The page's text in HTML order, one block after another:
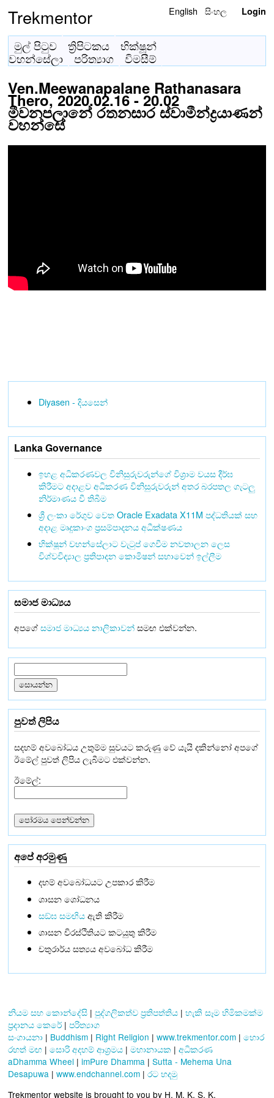
Trekmentor English සිංහල Login
මුල් පිටුව ත්‍රිපිටකය
භික්ෂූන්
වහන්සේලා
පරිත්‍යාග විමසීම්
Ven.Meewanapalane Rathanasara
Thero, 2020.02.16 - 20.02
මීවනපලානේ රතනසාර ස්වාමීන්ද්‍රයාණන්
වහන්සේ
Diyasen - දියසෙන්
Lanka Governance
ඉහළ අධිකරණවල විනිසුරුවරුන්ගේ විශ්‍රාම වයස දීර්ඝ
කිරීමට අදාළව අධිකරණ විනිසුරුවරුන් අතර බරපතල ගැටලු
නිර්මාණය වී තිබීම
ශ්‍රී ලංකා රේගුව වෙත Oracle Exadata X11M පද්ධතියක් සහ
අදාළ මෘදුකාංග ප්‍රසම්පාදනය අධීක්ෂණය
භික්ෂූන් වහන්සේලාට වැටුප් ගෙවීම නවතාලන ලෙස
විශ්වවිද්‍යාල ප්‍රතිපාදන කොමිෂන් සභාවෙන් ඉල්ලීම
සමාජ මාධ්‍යය
අපගේසමාජ මාධ්‍යය නාලිකාවන්සමඟ එක්වන්න.
පුවත් ලිපිය
සදහම් අවබෝධය උතුම්ම සුවයට කරුණු වේ යැයි දකින්නෝ අපගේ
ඊමේල් පුවත් ලිපිය ලැබීමට එක්වන්න.
ඊමේල්:
අපේ අරමුණු
දහම් අවබෝධයට උපකාර කිරීම
ශාසන ශෝධනය
සඞ්‌ඝ සමඟියඇති කිරීම
ශාසන චිරස්ථිතියට කටයුතු කිරීම
චතුරාර්ය සත්‍යය අවබෝධ කිරීම
නියම සහ කොන්දේසි | පුද්ගලිකත්ව ප්‍රතිපත්තිය | හැකි සෑම හිමිකමක්ම
ප්‍රදානය කෙරේ | පරිත්‍යාග
සංගායනා | Buddhism | Right Religion | www.trekmentor.com | හොර
රහත් මඟ | සොරි අදහම් ආශ්‍රමය | මහානායක | අධිකරණ
aDhamma Wheel | imPure Dhamma | Sutta - Mehema Una
Desapuwa | www.endchannel.com | රට හදමු
Trekmentor website is brought to you by H. M. K. S. K.